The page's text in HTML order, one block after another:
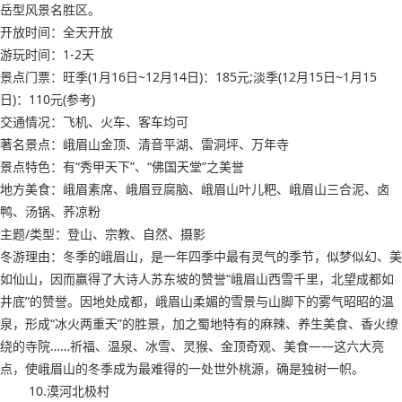
岳型风景名胜区。
开放时间：全天开放
游玩时间：1-2天
景点门票：旺季(1月16日~12月14日)：185元;淡季(12月15日~1月15
日)：110元(参考)
交通情况：飞机、火车、客车均可
著名景点：峨眉山金顶、清音平湖、雷洞坪、万年寺
景点特色：有“秀甲天下”、“佛国天堂”之美誉
地方美食：峨眉素席、峨眉豆腐脑、峨眉山叶儿粑、峨眉山三合泥、卤
鸭、汤锅、荞凉粉
主题/类型：登山、宗教、自然、摄影
冬游理由：冬季的峨眉山，是一年四季中最有灵气的季节，似梦似幻、美
如仙山，因而赢得了大诗人苏东坡的赞誉“峨眉山西雪千里，北望成都如
井底”的赞誉。因地处成都，峨眉山柔媚的雪景与山脚下的雾气昭昭的温
泉，形成“冰火两重天”的胜景，加之蜀地特有的麻辣、养生美食、香火缭
绕的寺院……祈福、温泉、冰雪、灵猴、金顶奇观、美食——这六大亮
点，使峨眉山的冬季成为最难得的一处世外桃源，确是独树一帜。
10.漠河北极村